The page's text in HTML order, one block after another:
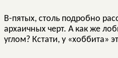
В-пятых, столь подробно
архаичных черт. А как же
углом? Кстати, у «хоббита»